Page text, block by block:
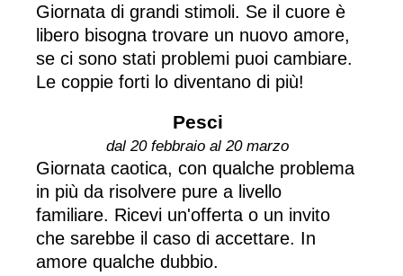
Giornata di grandi stimoli. Se il cuore è
libero bisogna trovare un nuovo amore,
se ci sono stati problemi puoi cambiare.
Le coppie forti lo diventano di più!
Pesci
dal 20 febbraio al 20 marzo
Giornata caotica, con qualche problema
in più da risolvere pure a livello
familiare. Ricevi un'offerta o un invito
che sarebbe il caso di accettare. In
amore qualche dubbio.